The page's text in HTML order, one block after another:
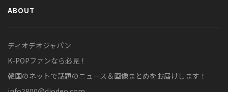
ABOUT
ディオデオジャパン
K-POPファンなら必見！
韓国のネットで話題のニュース＆画像まとめをお届けします！